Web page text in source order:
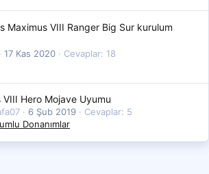
Maximus VIII Ranger Big Sur kurulum
17 Kas 2020
Cevaplar: 18
VIII Hero Mojave Uyumu
6 Şub 2019
Cevaplar: 5
Donanımlar